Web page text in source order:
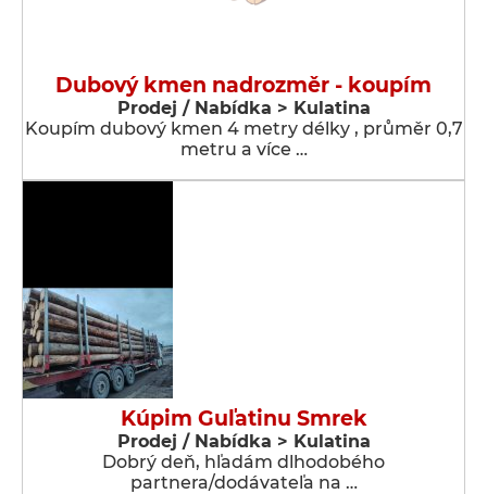
Dubový kmen nadrozměr - koupím
Prodej / Nabídka > Kulatina
Koupím dubový kmen 4 metry délky , průměr 0,7
metru a více …
Kúpim Guľatinu Smrek
Prodej / Nabídka > Kulatina
Dobrý deň, hľadám dlhodobého
partnera/dodávateľa na …